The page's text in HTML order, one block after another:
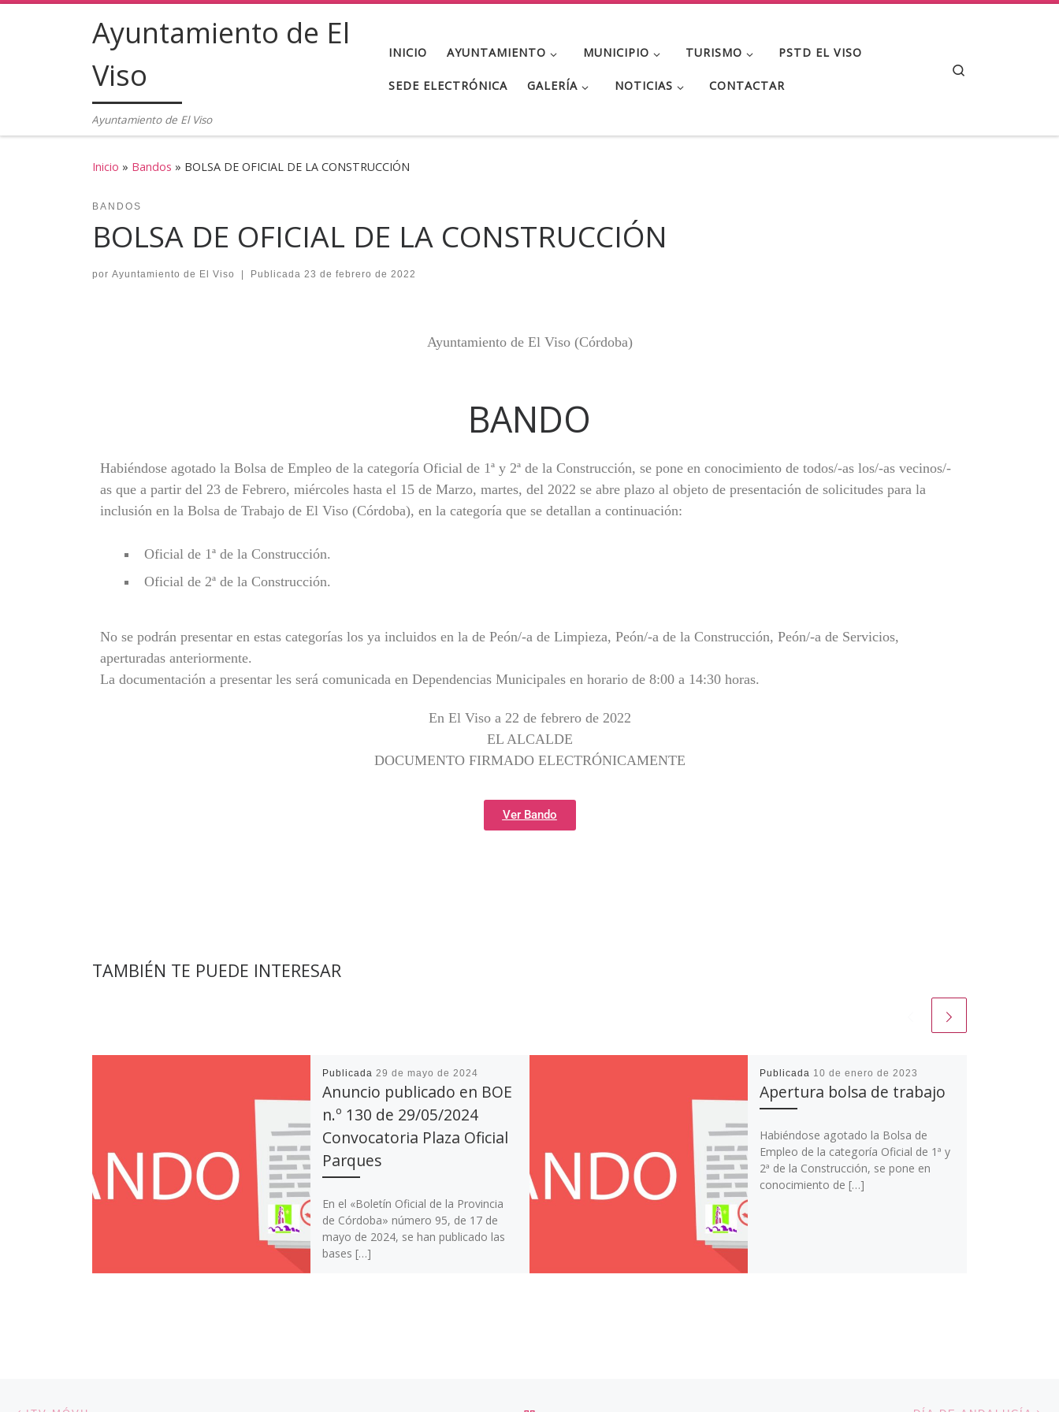
Saltar al contenidoAyuntamiento de El
Viso
Ayuntamiento de El Viso
INICIO AYUNTAMIENTO MUNICIPIO TURISMO PSTD EL VISO
SEDE ELECTRÓNICA GALERÍA NOTICIAS CONTACTAR
Inicio » Bandos » BOLSA DE OFICIAL DE LA CONSTRUCCIÓN
BANDOS
BOLSA DE OFICIAL DE LA CONSTRUCCIÓN
por Ayuntamiento de El Viso Publicada 23 de febrero de 2022
Ayuntamiento de El Viso (Córdoba)
BANDO
Habiéndose agotado la Bolsa de Empleo de la categoría Oficial de 1ª y 2ª de la Construcción, se pone en conocimiento de todos/-as los/-as vecinos/-
as que a partir del 23 de Febrero, miércoles hasta el 15 de Marzo, martes, del 2022 se abre plazo al objeto de presentación de solicitudes para la
inclusión en la Bolsa de Trabajo de El Viso (Córdoba), en la categoría que se detallan a continuación:
Oficial de 1ª de la Construcción.
Oficial de 2ª de la Construcción.
No se podrán presentar en estas categorías los ya incluidos en la de Peón/-a de Limpieza, Peón/-a de la Construcción, Peón/-a de Servicios,
aperturadas anteriormente.
La documentación a presentar les será comunicada en Dependencias Municipales en horario de 8:00 a 14:30 horas.
En El Viso a 22 de febrero de 2022
EL ALCALDE
DOCUMENTO FIRMADO ELECTRÓNICAMENTE
Ver Bando
TAMBIÉN TE PUEDE INTERESAR
Publicada 29 de mayo de 2024
Anuncio publicado en BOE
n.º 130 de 29/05/2024
Convocatoria Plaza Oficial
Parques
En el «Boletín Oficial de la Provincia
de Córdoba» número 95, de 17 de
mayo de 2024, se han publicado las
bases […]
Publicada 10 de enero de 2023
Apertura bolsa de trabajo
Habiéndose agotado la Bolsa de
Empleo de la categoría Oficial de 1ª y
2ª de la Construcción, se pone en
conocimiento de […]